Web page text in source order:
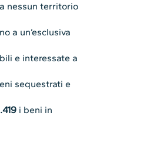
nessun territorio
a un’esclusiva
e interessate a
sequestrati e
i beni in